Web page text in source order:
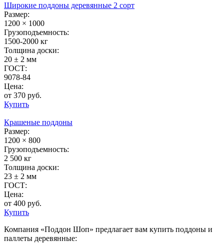
Широкие поддоны деревянные 2 сорт
Размер:
1200 × 1000
Грузоподъемность:
1500-2000 кг
Толщина доски:
20 ± 2 мм
ГОСТ:
9078-84
Цена:
от 370 руб.
Купить
Крашеные поддоны
Размер:
1200 × 800
Грузоподъемность:
2 500 кг
Толщина доски:
23 ± 2 мм
ГОСТ:
Цена:
от 400 руб.
Купить
Компания «Поддон Шоп» предлагает вам купить поддоны и
паллеты деревянные: